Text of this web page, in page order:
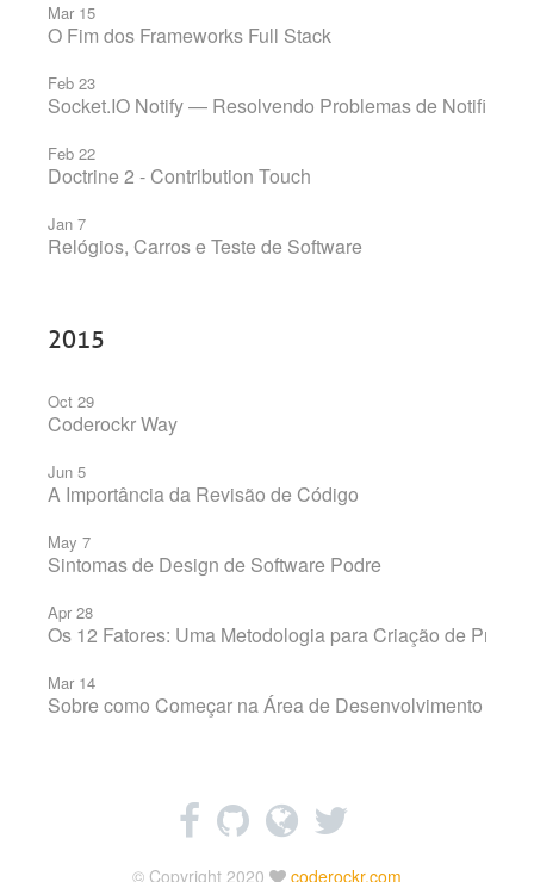
Mar 15
O Fim dos Frameworks Full Stack
Feb 23
Socket.IO Notify — Resolvendo Problemas de
Feb 22
Doctrine 2 - Contribution Touch
Jan 7
Relógios, Carros e Teste de Software
2015
Oct 29
Coderockr Way
Jun 5
A Importância da Revisão de Código
May 7
Sintomas de Design de Software Podre
Apr 28
Os 12 Fatores: Uma Metodologia para Criação de
Mar 14
Sobre como Começar na Área de Desenvolvimento
© Copyright 2020 coderockr.com